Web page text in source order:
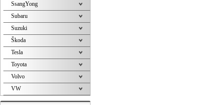
SsangYong
Subaru
Suzuki
Škoda
Tesla
Toyota
Volvo
VW